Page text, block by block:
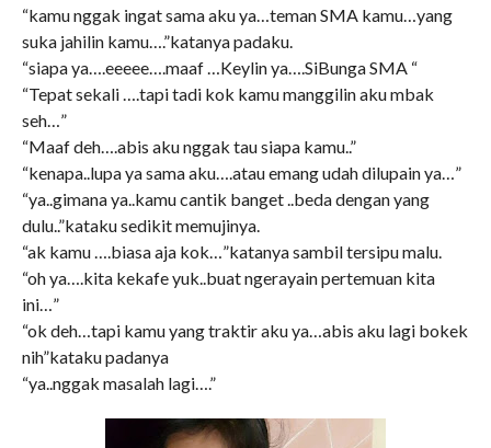
“kamu nggak ingat sama aku ya…teman SMA kamu…yang
suka jahilin kamu….”katanya padaku.
“siapa ya….eeeee….maaf …Keylin ya….SiBunga SMA “
“Tepat sekali ….tapi tadi kok kamu manggilin aku mbak
seh…”
“Maaf deh….abis aku nggak tau siapa kamu..”
“kenapa..lupa ya sama aku….atau emang udah dilupain ya…”
“ya..gimana ya..kamu cantik banget ..beda dengan yang
dulu..”kataku sedikit memujinya.
“ak kamu ….biasa aja kok…”katanya sambil tersipu malu.
“oh ya….kita kekafe yuk..buat ngerayain pertemuan kita
ini…”
“ok deh…tapi kamu yang traktir aku ya…abis aku lagi bokek
nih”kataku padanya
“ya..nggak masalah lagi….”